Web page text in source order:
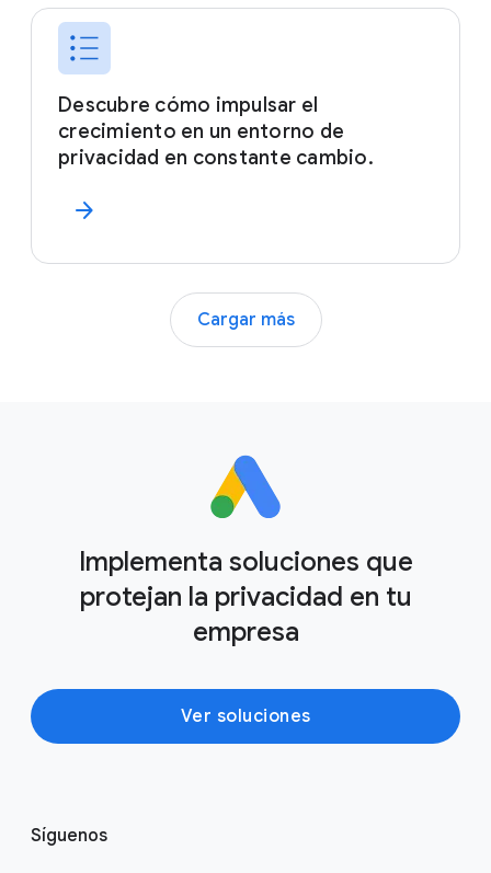
Descubre cómo impulsar el
crecimiento en un entorno de
privacidad en constante cambio.
arrow_forward
Cargar más
Implementa soluciones que
protejan la privacidad en tu
empresa
Ver soluciones
Síguenos